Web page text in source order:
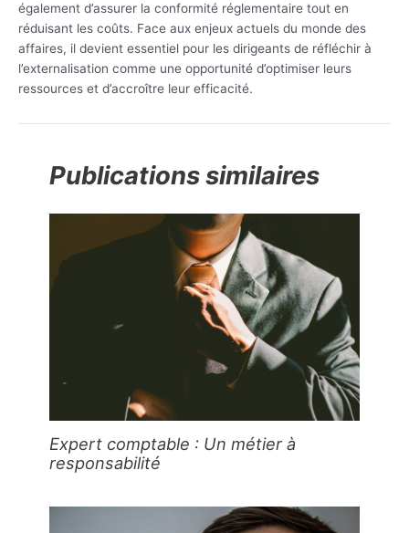
également d’assurer la conformité réglementaire tout en
réduisant les coûts. Face aux enjeux actuels du monde des
affaires, il devient essentiel pour les dirigeants de réfléchir à
l’externalisation comme une opportunité d’optimiser leurs
ressources et d’accroître leur efficacité.
Publications similaires
Expert comptable : Un métier à
responsabilité